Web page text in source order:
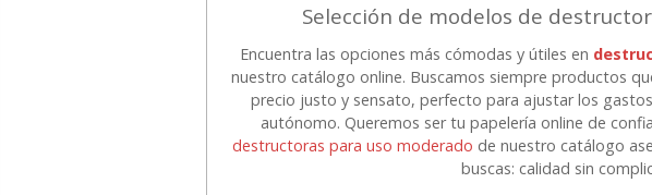
Selección de modelos de
Encuentra las opciones más cómodas y útiles en
nuestro catálogo online. Buscamos siempre productos
precio justo y sensato, perfecto para ajustar los
autónomo. Queremos ser tu papelería online de
destructoras para uso moderado de nuestro catálogo
buscas: calidad sin
Cartucho HP 304 - 302
Negro, original
N9K06AE
Cartucho HP 304XL -
302XL Tricolor alta
capacidad deskjet
37,87
HP
para
desde: